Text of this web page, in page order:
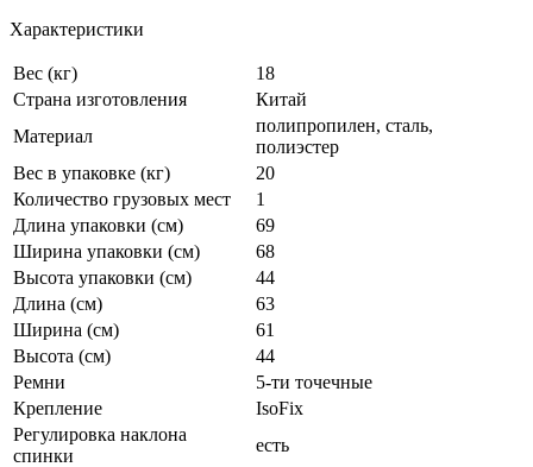
Характеристики
Вес (кг)
18
Страна изготовления
Китай
Материал
полипропилен, сталь,
полиэстер
Вес в упаковке (кг)
20
Количество грузовых мест
1
Длина упаковки (см)
69
Ширина упаковки (см)
68
Высота упаковки (см)
44
Длина (см)
63
Ширина (см)
61
Высота (см)
44
Ремни
5-ти точечные
Крепление
IsoFix
Регулировка наклона
спинки
есть